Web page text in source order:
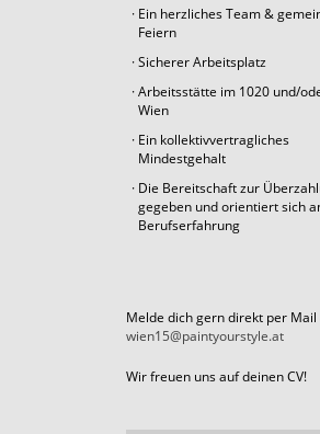
Ein herzliches Team &
Feiern
Sicherer Arbeitsplatz
Arbeitsstätte im 1020 und/
Wien
Ein kollektivvertragliches
Mindestgehalt
Die Bereitschaft zur
gegeben und orientiert sich
Berufserfahrung
Melde dich gern direkt per Mail
wien15@paintyourstyle.at
Wir freuen uns auf deinen CV!